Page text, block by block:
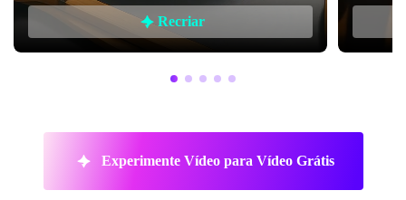
Recriar
Experimente Vídeo para Vídeo Grátis